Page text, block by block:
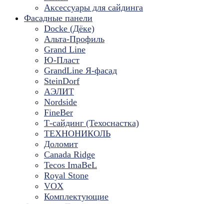
Аксессуары для сайдинга
Фасадные панели
Docke (Дёке)
Альта-Профиль
Grand Line
Ю-Пласт
GrandLine Я-фасад
SteinDorf
АЭЛИТ
Nordside
FineBer
Т-сайдинг (Техоснастка)
ТЕХНОНИКОЛЬ
Доломит
Canada Ridge
Tecos ImaBeL
Royal Stone
VOX
Комплектующие